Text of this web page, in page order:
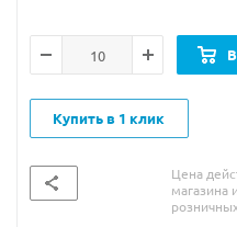
Купить в 1 клик
Цена
магазина